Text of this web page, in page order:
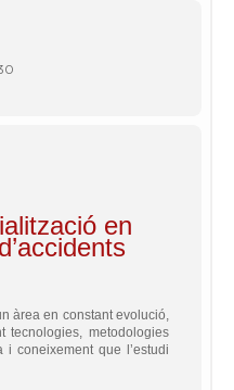
en
àrea en constant evolució,
tecnologies, metodologies
i coneixement que l’estudi